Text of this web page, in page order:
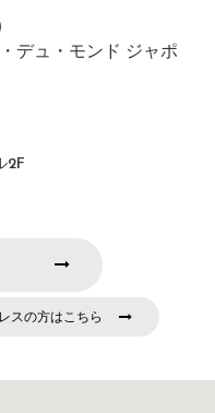
デュ・モンド ジャポ
2F
スの方はこちら